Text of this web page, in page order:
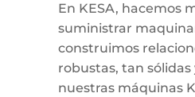
En KESA, hacemos
suministrar
construimos
robustas, tan
nuestras máquinas